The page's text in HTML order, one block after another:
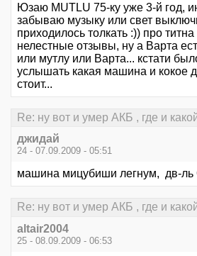
Юзаю MUTLU 75-ку уже 3-й год,
забываю музыку или свет
приходилось толкать :)) про
нелестные отзывы, ну а Варта
или мутлу или Варта... кстати
услышать какая машина и кокое
стоит...
Re: ну вот и умер АКБ , где и
джидай
24 - 07.09.2009 - 05:51
машина мицубиши легнум, дв-ль
Re: ну вот и умер АКБ , где и
altair2004
25 - 08.09.2009 - 06:53